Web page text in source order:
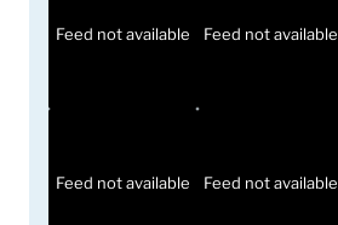
Feed not available Feed not available
Feed not available Feed not available